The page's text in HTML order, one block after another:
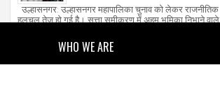
उल्हासनगर: उल्हासनगर महापालिका चुनाव को लेकर राजनीतिक
हलचल तेज हो गई है। सत्ता समीकरण में अहम भूमिका निभाने वाले
WHO WE ARE